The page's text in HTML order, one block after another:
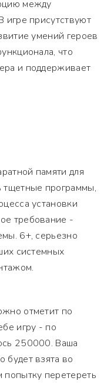
между
игре присутствуют
умений героев
что
и поддерживает
памяти для
тщетные программы,
установки
требование -
6+, серьезно
системных
отметит по
игру - по
250000. Ваша
будет взята во
перетереть